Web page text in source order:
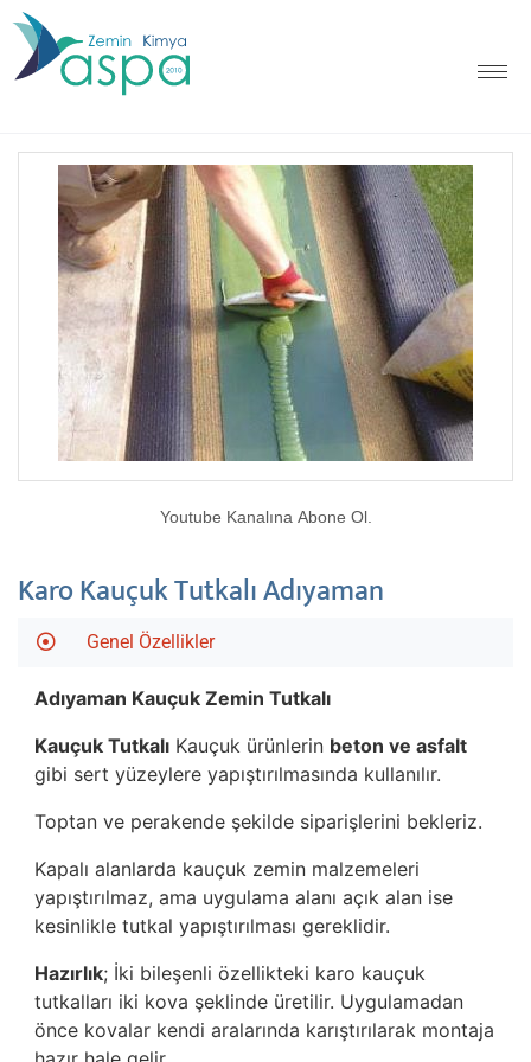
Youtube Kanalına Abone Ol.
Karo Kauçuk Tutkalı Adıyaman
Genel Özellikler
Adıyaman Kauçuk Zemin Tutkalı
Kauçuk Tutkalı Kauçuk ürünlerin beton ve asfalt
gibi sert yüzeylere yapıştırılmasında kullanılır.
Toptan ve perakende şekilde siparişlerini bekleriz.
Kapalı alanlarda kauçuk zemin malzemeleri
yapıştırılmaz, ama uygulama alanı açık alan ise
kesinlikle tutkal yapıştırılması gereklidir.
Hazırlık; İki bileşenli özellikteki karo kauçuk
tutkalları iki kova şeklinde üretilir. Uygulamadan
önce kovalar kendi aralarında karıştırılarak montaja